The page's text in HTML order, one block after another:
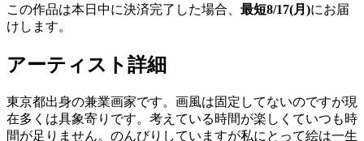
この作品は本日中に決済完了した場合、 最短8/17(月)にお届
けします。
アーティスト詳細
東京都出身の兼業画家です。画風は固定してないのですが現
在多くは具象寄りです。考えている時間が楽しくていつも時
間が足りません。のんびりしていますが私にとって絵は一生